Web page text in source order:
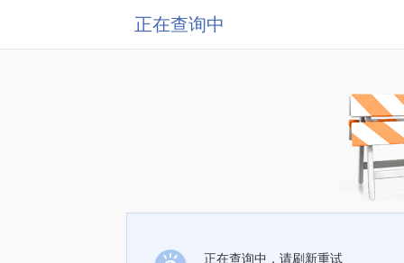
正在查询中
正在查询中，请刷新重试